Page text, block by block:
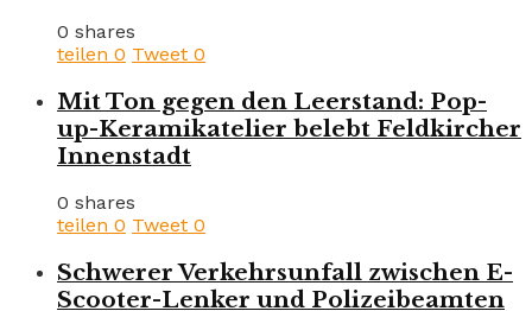
0 shares
teilen 0 Tweet 0
Mit Ton gegen den Leerstand: Pop-
up-Keramikatelier belebt Feldkircher
Innenstadt
0 shares
teilen 0 Tweet 0
Schwerer Verkehrsunfall zwischen E-
Scooter-Lenker und Polizeibeamten